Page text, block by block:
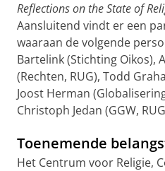
Reflections on the State of
Aansluitend vindt er een
waaraan de volgende
Bartelink (Stichting Oikos),
(Rechten, RUG), Todd
Joost Herman
Christoph Jedan (GGW,
Toenemende
Het Centrum voor Religie,